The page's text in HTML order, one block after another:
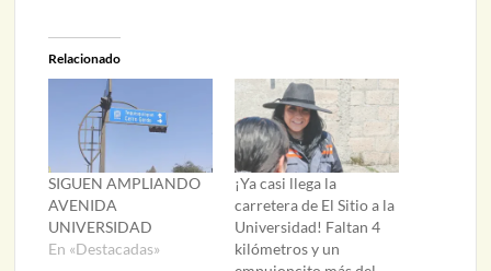
Relacionado
SIGUEN AMPLIANDO
AVENIDA
UNIVERSIDAD
En «Destacadas»
¡Ya casi llega la
carretera de El Sitio a la
Universidad! Faltan 4
kilómetros y un